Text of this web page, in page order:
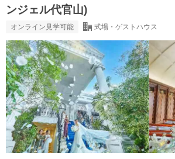
ンジェル代官山)
オンライン見学可能 式場・ゲストハウス